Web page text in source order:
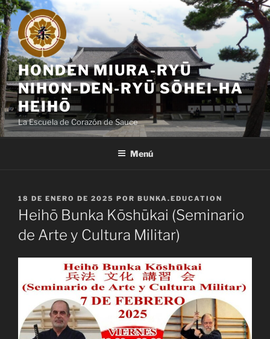
Saltar
al
contenido
HONDEN MIURA-RYŪ
NIHON-DEN-RYŪ SŌHEI-HA
HEIHŌ
La Escuela de Corazón de Sauce
Menú
PUBLICADO
EL
18 DE ENERO DE 2025 POR BUNKA.EDUCATION
Heihō Bunka Kōshūkai (Seminario
de Arte y Cultura Militar)